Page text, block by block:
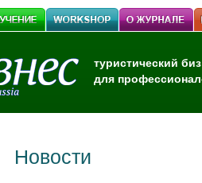
туристический
для
Новости